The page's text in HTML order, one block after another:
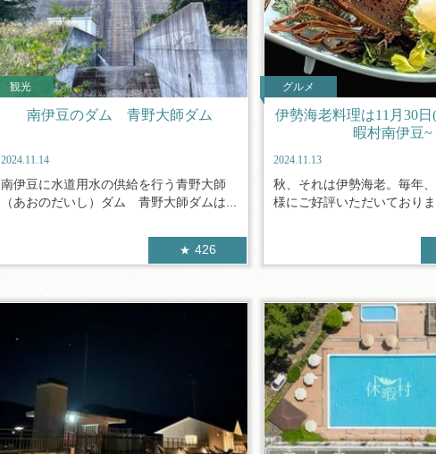
観光
南伊豆のダム 青野大師ダム
2024.11.14
南伊豆に水道用水の供給を行う青野大師
（あおのだいし）ダム 青野大師ダムは...
426
グルメ
伊勢海老料理は11月30
暇村南伊豆~
2024.11.13
秋、それは伊勢海老。毎年
様にご好評いただいておりま